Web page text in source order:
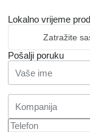
Lokalno vrijeme
Zatražite
Pošalji poruku